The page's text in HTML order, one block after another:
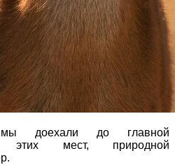
доехали до главной
этих мест, природной